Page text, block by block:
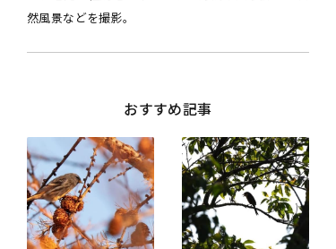
然風景などを撮影。
おすすめ記事